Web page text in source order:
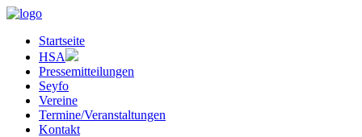
Startseite
HSA
Pressemitteilungen
Seyfo
Vereine
Termine/Veranstaltungen
Kontakt